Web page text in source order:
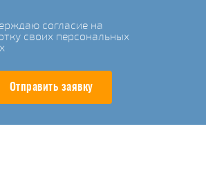
согласие на
своих персональных
Отправить заявку